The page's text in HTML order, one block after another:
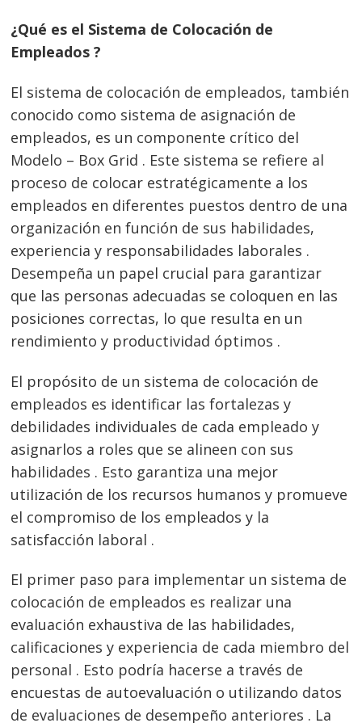
¿Qué es el Sistema de Colocación de
Empleados ?
El sistema de colocación de empleados, también
conocido como sistema de asignación de
empleados, es un componente crítico del
Modelo – Box Grid . Este sistema se refiere al
proceso de colocar estratégicamente a los
empleados en diferentes puestos dentro de una
organización en función de sus habilidades,
experiencia y responsabilidades laborales .
Desempeña un papel crucial para garantizar
que las personas adecuadas se coloquen en las
posiciones correctas, lo que resulta en un
rendimiento y productividad óptimos .
El propósito de un sistema de colocación de
empleados es identificar las fortalezas y
debilidades individuales de cada empleado y
asignarlos a roles que se alineen con sus
habilidades . Esto garantiza una mejor
utilización de los recursos humanos y promueve
el compromiso de los empleados y la
satisfacción laboral .
El primer paso para implementar un sistema de
colocación de empleados es realizar una
evaluación exhaustiva de las habilidades,
calificaciones y experiencia de cada miembro del
personal . Esto podría hacerse a través de
encuestas de autoevaluación o utilizando datos
de evaluaciones de desempeño anteriores . La